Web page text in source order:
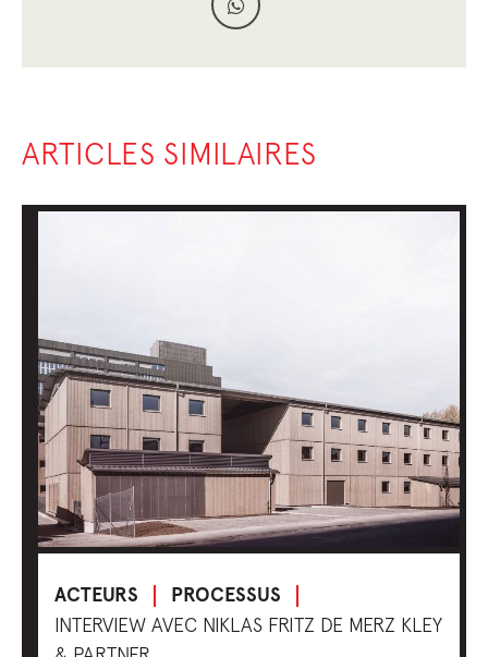
ARTICLES SIMILAIRES
ACTEURS PROCESSUS
INTERVIEW AVEC NIKLAS FRITZ DE MERZ KLEY